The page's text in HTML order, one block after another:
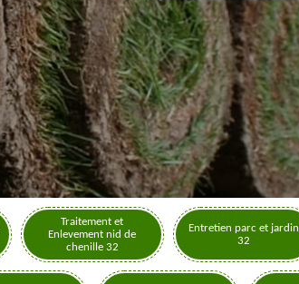
Traitement et
Enlevement nid de
chenille 32
Entretien parc et jardin
32